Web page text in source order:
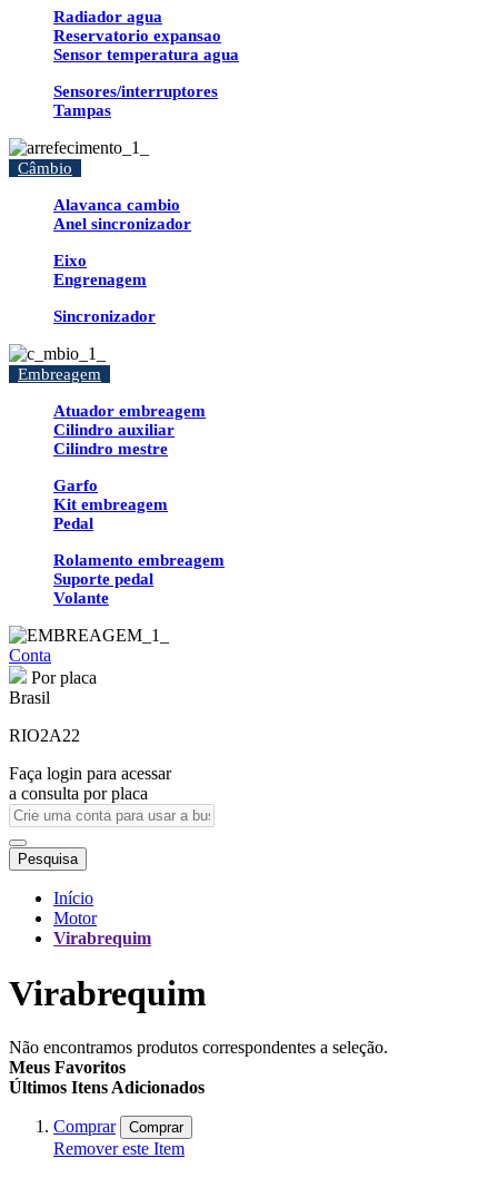
Radiador agua
Reservatorio expansao
Sensor temperatura agua
Sensores/interruptores
Tampas
Câmbio
Alavanca cambio
Anel sincronizador
Eixo
Engrenagem
Sincronizador
Embreagem
Atuador embreagem
Cilindro auxiliar
Cilindro mestre
Garfo
Kit embreagem
Pedal
Rolamento embreagem
Suporte pedal
Volante
Conta
Por placa
Brasil
RIO2A22
Faça login para acessar
a consulta por placa
Pesquisa
Início
Motor
Virabrequim
Virabrequim
Não encontramos produtos correspondentes a seleção.
Meus Favoritos
Últimos Itens Adicionados
Comprar Comprar
Remover este Item